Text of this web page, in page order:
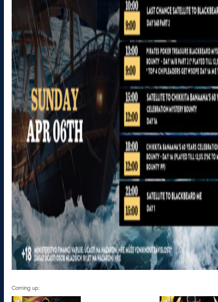
Coming up: